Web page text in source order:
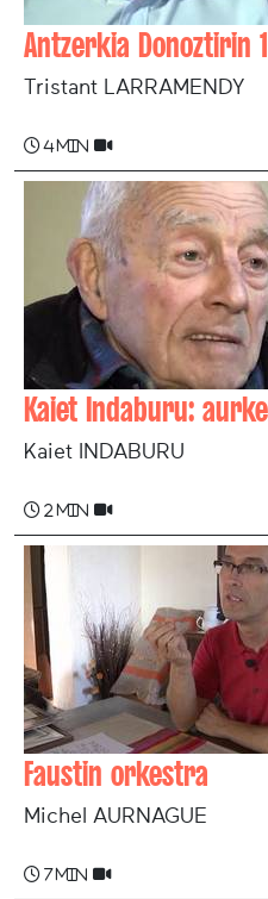
Antzerkia Donoztirin
Tristant LARRAMENDY
4 min
Kaiet Indaburu:
Kaiet INDABURU
2 min
Faustin orkestra
Michel AURNAGUE
7 min